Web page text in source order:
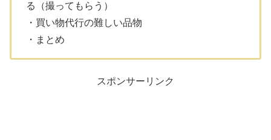
る（撮ってもらう）
・買い物代行の難しい品物
・まとめ
スポンサーリンク